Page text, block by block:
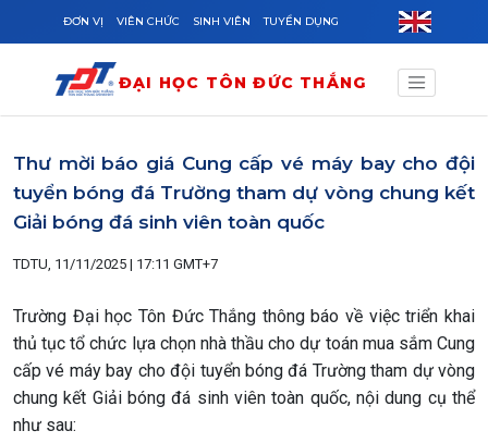
Skip to main content
ĐƠN VỊ VIÊN CHỨC SINH VIÊN TUYỂN DỤNG
ĐẠI HỌC TÔN ĐỨC THẮNG
Thư mời báo giá Cung cấp vé máy bay cho đội
tuyển bóng đá Trường tham dự vòng chung kết
Giải bóng đá sinh viên toàn quốc
TDTU, 11/11/2025 | 17:11 GMT+7
Trường Đại học Tôn Đức Thắng thông báo về việc triển khai
thủ tục tổ chức lựa chọn nhà thầu cho dự toán mua sắm Cung
cấp vé máy bay cho đội tuyển bóng đá Trường tham dự vòng
chung kết Giải bóng đá sinh viên toàn quốc, nội dung cụ thể
như sau: